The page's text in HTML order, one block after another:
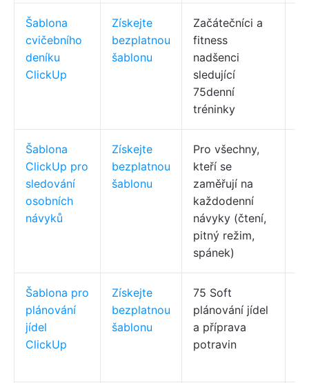
Šablona
cvičebního
deníku
ClickUp
Získejte
bezplatnou
šablonu
Začátečníci a
fitness
nadšenci
sledující
75denní
tréninky
Šablona
ClickUp pro
sledování
osobních
návyků
Získejte
bezplatnou
šablonu
Pro všechny,
kteří se
zaměřují na
každodenní
návyky (čtení,
pitný režim,
spánek)
Šablona pro
plánování
jídel
ClickUp
Získejte
bezplatnou
šablonu
75 Soft
plánování jídel
a příprava
potravin